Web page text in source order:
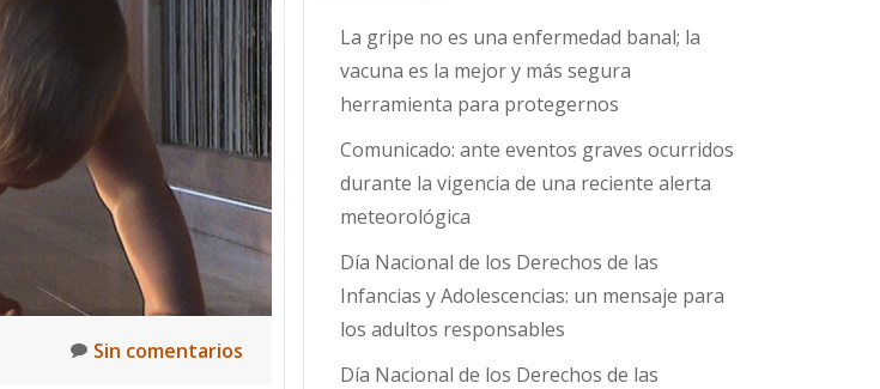
Sin comentarios
La gripe no es una enfermedad banal; la
vacuna es la mejor y más segura
herramienta para protegernos
Comunicado: ante eventos graves ocurridos
durante la vigencia de una reciente alerta
meteorológica
Día Nacional de los Derechos de las
Infancias y Adolescencias: un mensaje para
los adultos responsables
Día Nacional de los Derechos de las